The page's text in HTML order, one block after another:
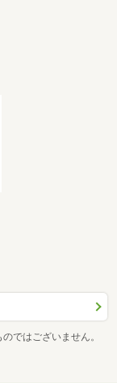
ではございません。